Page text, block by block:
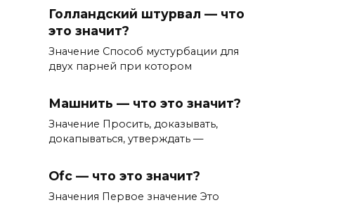
Голландский штурвал — что
это значит?
Значение Способ мустурбации для
двух парней при котором
Машнить — что это значит?
Значение Просить, доказывать,
докапываться, утверждать —
Ofc — что это значит?
Значения Первое значение Это